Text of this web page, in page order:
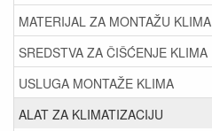
MATERIJAL ZA MONTAŽU KLIMA
SREDSTVA ZA ČIŠĆENJE KLIMA
USLUGA MONTAŽE KLIMA
ALAT ZA KLIMATIZACIJU